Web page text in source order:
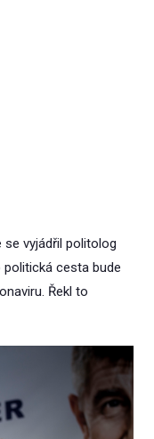
se vyjádřil politolog
politická cesta bude
Řekl to